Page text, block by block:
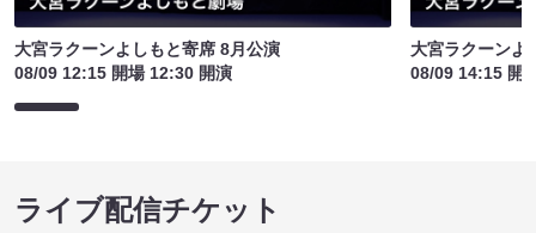
大宮ラクーンよしもと寄席 8月公演
08/09 12:15 開場 12:30 開演
大宮ラクーンよ
08/09 14:15 開
ライブ配信チケット